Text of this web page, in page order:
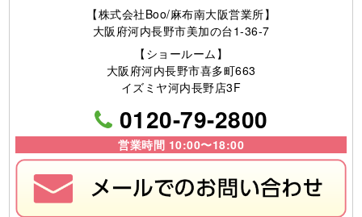
【株式会社Boo/麻布南大阪営業所】
大阪府河内長野市美加の台1-36-7
【ショールーム】
大阪府河内長野市喜多町663
イズミヤ河内長野店3F
0120-79-2800
営業時間 10:00〜18:00